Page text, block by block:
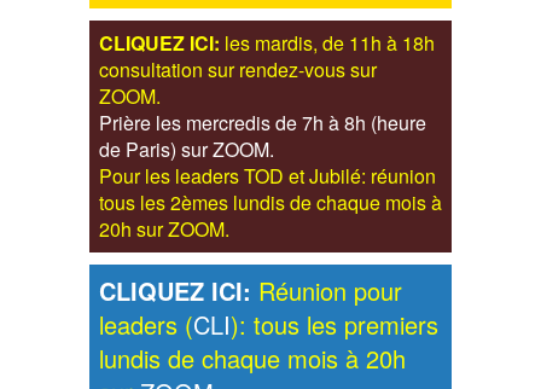
CLIQUEZ ICI: les mardis, de 11h à 18h
consultation sur rendez-vous sur
ZOOM.
Prière les mercredis de 7h à 8h (heure
de Paris) sur ZOOM.
Pour les leaders TOD et Jubilé: réunion
tous les 2èmes lundis de chaque mois à
20h sur ZOOM.
CLIQUEZ ICI: Réunion pour
leaders (CLI): tous les premiers
lundis de chaque mois à 20h